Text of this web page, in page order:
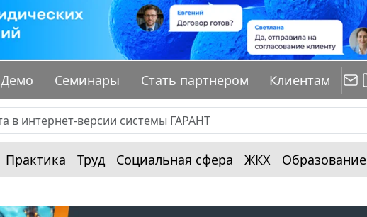
Демо Семинары Стать партнером Клиентам
Практика Труд Социальная сфера ЖКХ Образование